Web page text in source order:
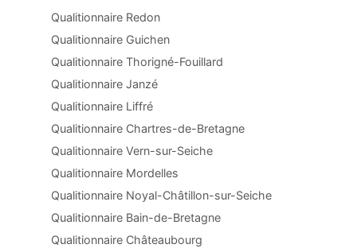
Qualitionnaire Redon
Qualitionnaire Guichen
Qualitionnaire Thorigné-Fouillard
Qualitionnaire Janzé
Qualitionnaire Liffré
Qualitionnaire Chartres-de-Bretagne
Qualitionnaire Vern-sur-Seiche
Qualitionnaire Mordelles
Qualitionnaire Noyal-Châtillon-sur-Seiche
Qualitionnaire Bain-de-Bretagne
Qualitionnaire Châteaubourg